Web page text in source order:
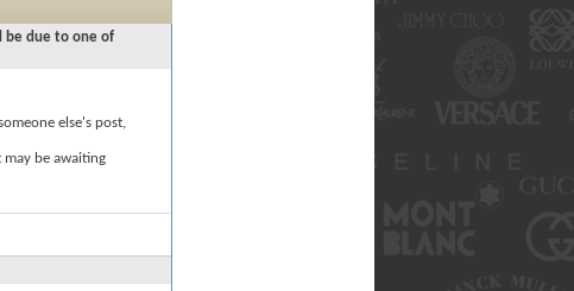
be due to one of
else's post,
be awaiting